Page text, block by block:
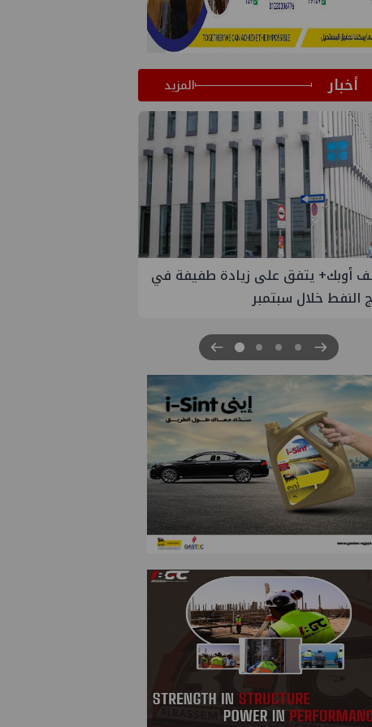
أخبار المزيد
إسدال الستار على النسخة الثانية من
"منتدى مصر للطاقة والصناعة 2026" بنجاح